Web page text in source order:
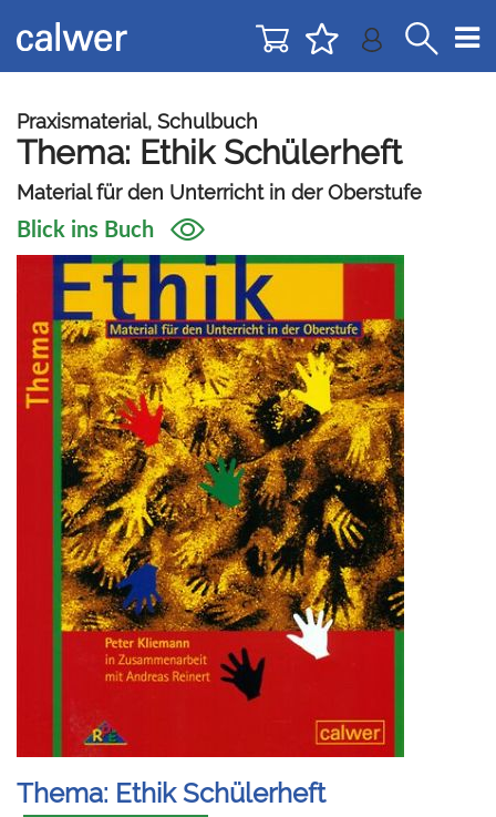
zur
Navigation
zum
Inhalt
Praxismaterial, Schulbuch
Thema: Ethik Schülerheft
Material für den Unterricht in der Oberstufe
Blick ins Buch
Thema: Ethik Schülerheft